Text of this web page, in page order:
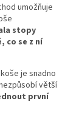
umožňuje
stopy
co se z ní
je snadno
větší
první